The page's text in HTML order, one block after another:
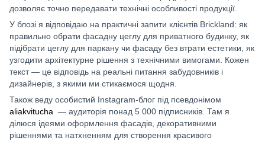
дозволяє точно передавати технічні особливості продукції.
У блозі я відповідаю на практичні запити клієнтів Brickland: як
правильно обрати фасадну цеглу для приватного будинку, як
підібрати цеглу для паркану чи фасаду без втрати естетики, як
узгодити архітектурне рішення з технічними вимогами. Кожен
текст — це відповідь на реальні питання забудовників і
дизайнерів, з якими ми стикаємося щодня.
Також веду особистий Instagram-блог під псевдонімом
aliakvitucha — аудиторія понад 5 000 підписників. Там я
ділюся ідеями оформлення фасадів, декоративними
рішеннями та натхненням для створення красивого